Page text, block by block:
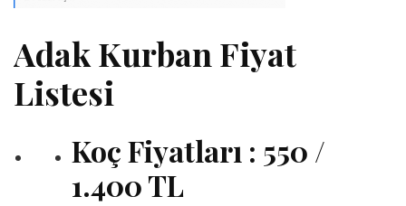
Adak Kurban Fiyat
Listesi
Koç Fiyatları : 550 /
1.400 TL